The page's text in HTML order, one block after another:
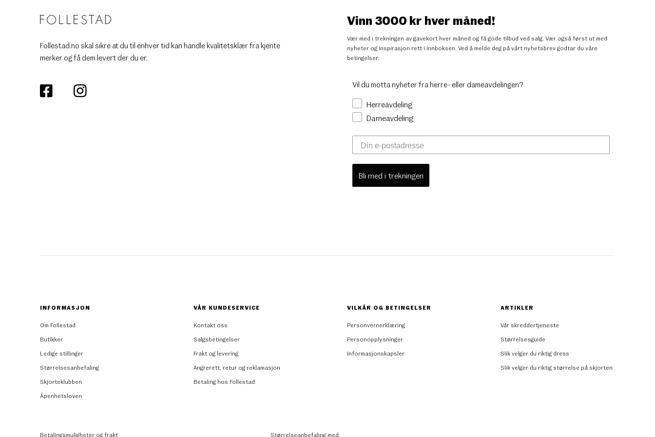
Follestad.no skal sikre at du til enhver tid kan handle kvalitetsklær fra kjente
merker og få dem levert der du er.
Vinn 3000 kr hver måned!
Vær med i trekningen av gavekort hver måned og få gode tilbud ved salg. Vær også først ut med
nyheter og inspirasjon rett i innboksen. Ved å melde deg på vårt nyhetsbrev godtar du våre
betingelser.
Vil du motta nyheter fra herre- eller dameavdelingen?
Herreavdeling
Dameavdeling
Bli med i trekningen
INFORMASJON
Om Follestad
Butikker
Ledige stillinger
Størrelsesanbefaling
Skjorteklubben
Åpenhetsloven
VÅR KUNDESERVICE
Kontakt oss
Salgsbetingelser
Frakt og levering
Angrerett, retur og reklamasjon
Betaling hos Follestad
VILKÅR OG BETINGELSER
Personvernerklæring
Personopplysninger
Informasjonskapsler
ARTIKLER
Vår skreddertjeneste
Størrelsesguide
Slik velger du riktig dress
Slik velger du riktig størrelse på skjorten
Betalingsmuligheter og frakt Størrelseanbefaling med